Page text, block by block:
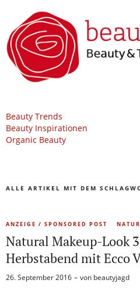
Beauty Trends
Beauty Inspirationen
Organic Beauty
ALLE ARTIKEL MIT DEM
ANZEIGE / SPONSORED POST
Natural Makeup-Look
Herbstabend mit Ecco
26. September 2016 von beautyjagd